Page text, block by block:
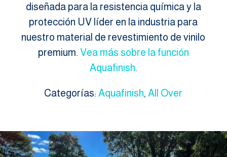
diseñada para la resistencia química y la
protección UV líder en la industria para
nuestro material de revestimiento de vinilo
premium. Vea más sobre la función
Aquafinish.
Categorías:Aquafinish,All Over